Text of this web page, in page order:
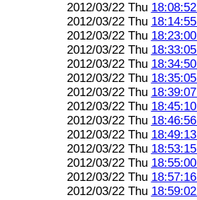
2012/03/22 Thu 18:08:52
2012/03/22 Thu 18:14:55
2012/03/22 Thu 18:23:00
2012/03/22 Thu 18:33:05
2012/03/22 Thu 18:34:50
2012/03/22 Thu 18:35:05
2012/03/22 Thu 18:39:07
2012/03/22 Thu 18:45:10
2012/03/22 Thu 18:46:56
2012/03/22 Thu 18:49:13
2012/03/22 Thu 18:53:15
2012/03/22 Thu 18:55:00
2012/03/22 Thu 18:57:16
2012/03/22 Thu 18:59:02